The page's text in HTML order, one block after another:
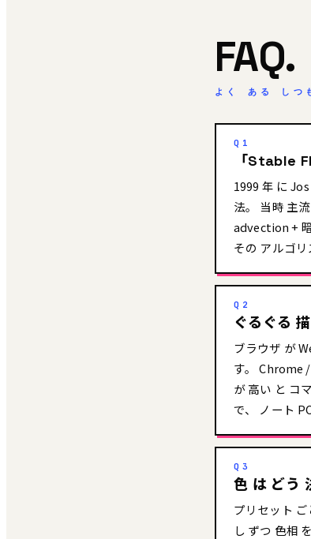
FAQ.
よく ある しつ
Q1
「Stable
1999 年 に
法。 当時 主
advection +
その アルゴ
Q2
ぐるぐる
ブラウザ が
す。 Chrome
が 高い と コ
で、 ノート
Q3
色 は どう
プリセット
し ずつ 色相